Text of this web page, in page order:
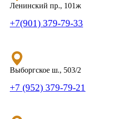
Ленинский пр., 101ж
+7(901) 379-79-33
Выборгское ш., 503/2
+7 (952) 379-79-21